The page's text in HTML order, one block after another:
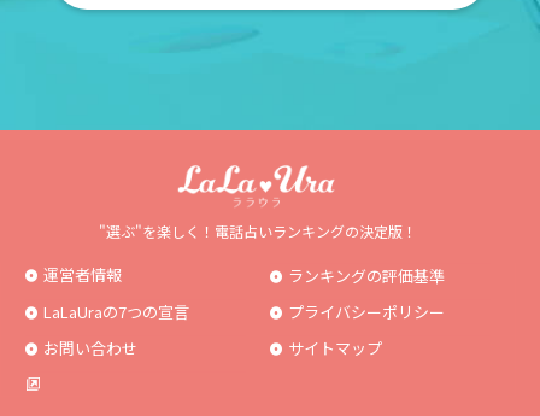
"選ぶ"を楽しく！電話占いランキングの決定版！
運営者情報
ランキングの評価基準
LaLaUraの7つの宣言
プライバシーポリシー
お問い合わせ
サイトマップ